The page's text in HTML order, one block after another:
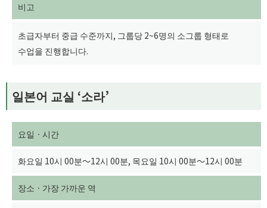
비고
초급자부터 중급 수준까지, 그룹당 2~6명의 소그룹 형태로
수업을 진행합니다.
일본어 교실 ‘소라’
요일ㆍ시간
화요일 10시 00분～12시 00분, 목요일 10시 00분～12시 00분
장소ㆍ가장 가까운 역